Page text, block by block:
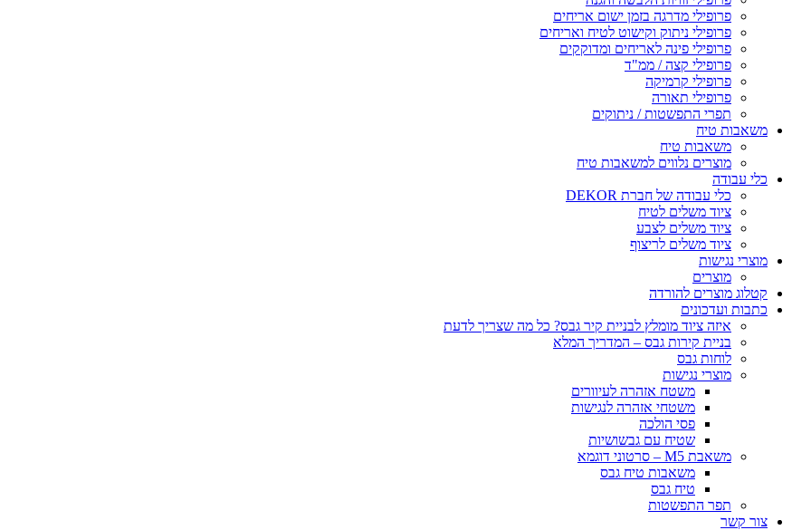
פרופילי מדרגה בזמן ישום אריחים
פרופילי ניתוק וקישוט לטיח ואריחים
פרופילי פינה לאריחים ומדוקקים
פרופילי קצה / ממ"ד
פרופילי קרמיקה
פרופילי תאורה
תפרי התפשטות / ניתוקים
משאבות טיח
משאבות טיח
מוצרים נלווים למשאבות טיח
כלי עבודה
כלי עבודה של חברת DEKOR
ציוד משלים לטיח
ציוד משלים לצבע
ציוד משלים לריצוף
מוצרי נגישות
מוצרים
קטלוג מוצרים להורדה
כתבות ועדכונים
איזה ציוד מומלץ לבניית קיר גבס? כל מה שצריך לדעת
בניית קירות גבס – המדריך המלא
לוחות גבס
מוצרי נגישות
משטח אזהרה לעיוורים
משטחי אזהרה לנגישות
פסי הולכה
שטיח עם גבשושיות
משאבת M5 – סרטוני דוגמא
משאבות טיח גבס
טיח גבס
תפר התפשטות
צור קשר